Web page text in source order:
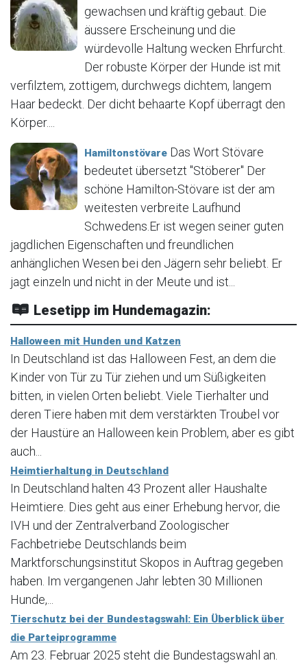
gewachsen und kräftig gebaut. Die
äussere Erscheinung und die
würdevolle Haltung wecken Ehrfurcht.
Der robuste Körper der Hunde ist mit
verfilztem, zottigem, durchwegs dichtem, langem
Haar bedeckt. Der dicht behaarte Kopf überragt den
Körper....
Hamiltonstövare Das Wort Stövare
bedeutet übersetzt "Stöberer" Der
schöne Hamilton-Stövare ist der am
weitesten verbreite Laufhund
Schwedens.Er ist wegen seiner guten
jagdlichen Eigenschaften und freundlichen
anhänglichen Wesen bei den Jägern sehr beliebt. Er
jagt einzeln und nicht in der Meute und ist...
Lesetipp im Hundemagazin:
Halloween mit Hunden und Katzen
In Deutschland ist das Halloween Fest, an dem die
Kinder von Tür zu Tür ziehen und um Süßigkeiten
bitten, in vielen Orten beliebt. Viele Tierhalter und
deren Tiere haben mit dem verstärkten Troubel vor
der Haustüre an Halloween kein Problem, aber es gibt
auch...
Heimtierhaltung in Deutschland
In Deutschland halten 43 Prozent aller Haushalte
Heimtiere. Dies geht aus einer Erhebung hervor, die
IVH und der Zentralverband Zoologischer
Fachbetriebe Deutschlands beim
Marktforschungsinstitut Skopos in Auftrag gegeben
haben. Im vergangenen Jahr lebten 30 Millionen
Hunde,...
Tierschutz bei der Bundestagswahl: Ein Überblick über
die Parteiprogramme
Am 23. Februar 2025 steht die Bundestagswahl an.